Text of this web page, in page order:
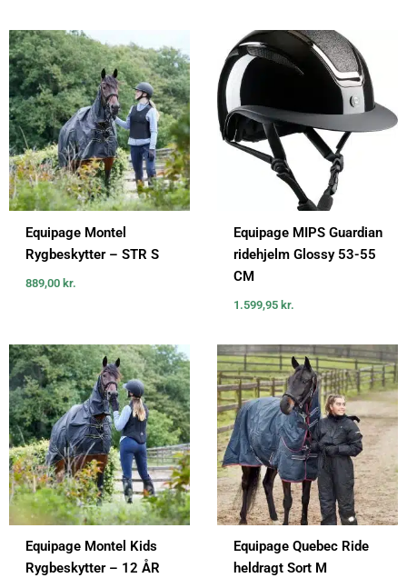
Equipage Montel
Rygbeskytter – STR S
889,00 kr.
Equipage MIPS Guardian
ridehjelm Glossy 53-55
CM
1.599,95 kr.
Equipage Montel Kids
Rygbeskytter – 12 ÅR
Equipage Quebec Ride
heldragt Sort M